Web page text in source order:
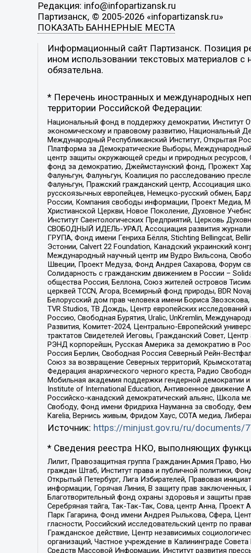
Редакция: info@infopartizansk.ru
Партизанск, © 2005-2026 «infopartizansk.ru»
ПОКАЗАТЬ БАННЕРНЫЕ МЕСТА
Информационный сайт Партизанск. Позиция
ином использовании текстовых материалов с
обязательна.
* Перечень иностранных и международных
территории Российской Федерации:
Национальный фонд в поддержку демократии,
экономическому и правовому развитию, Национальный
Международный Республиканский Институт, Открытая
Платформа за Демократические Выборы,
центр защиты окружающей среды и природных ресурсов,
фонд за демократию, Джеймстаунский фонд, Прожект
Фалуньгун, Фалуньгун, Коалиция по расследованию
Фалуньгун, Пражский гражданский центр, Ассоциация
русскоязычных европейцев, Немецко-русский обмен,
России, Компания свободы информации, Проект Медиа,
Христианской Церкви, Новое Поколение, Духовное
Институт Саентологических Предприятий, Церковь
СВОБОДНЫЙ ИДЕЛЬ-УРАЛ, Ассоциация развития
ГРУПА, Фонд имени Генриха Бёлля, Stichting Bellingcat,
Эстонии, Calvert 22 Foundation, Канадский украинский
Международный научный центр им Вудро Вильсона,
Швеции, Проект Медуза, Фонд Андрея Сахарова, Форум
Солидарность с гражданским движением в России –
общества Россия, Беллона, Союз жителей островов
церквей TCCN, Агора, Всемирный фонд природы, BDR
Белорусский дом прав человека имени Бориса
TVR Studios, ТВ Дождь, Центр европейских
Россию, Свободная Бурятия, Uralic, UnKremlin,
Развития, Комитет-2024, Центрально-Европейский
трактатов Свидетелей Иеговы, Гражданский Совет,
РЭНД корпорейшн, Русская Америка за демократию в
Россия Берлин, Свободная Россия Северный Рейн-
Союз за возвращение Северных территорий,
Федерация анархического черного креста, Радио
Мобильная академия поддержки гендерной демократии
Institute of International Education, Антивоенное движение
Российско-канадский демократический альянс, Школа
Свободу, Фонд имени Фридриха Науманна за свободу,
Karelia, Вернись живым, Фридом Хаус, СОТА медиа,
Источник: https://minjust.gov.ru/ru/documents/
* Сведения реестра НКО, выполняющих
Лилит, Правозащитная группа Гражданин.Армия.Право,
граждан Штаб, Институт права и публичной политики,
Открытый Петербург, Лига Избирателей, Правовая
информации, Горячая Линия, В защиту прав
Благотворительный фонд охраны здоровья и защиты
Серебряная тайга, Так-Так-Так, Сова, центр Анна,
Парк Гагарина, Фонд имени Андрея Рылькова, Сфера,
гласности, Российский исследовательский центр по
Гражданское действие, Центр независимых
организаций, Частное учреждение в Калининграде
Средств Массовой Информации, Институт развития